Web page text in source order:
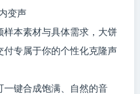
变声
本素材与具体需求，大饼
付专属于你的个性化克隆声
一键合成饱满、自然的音